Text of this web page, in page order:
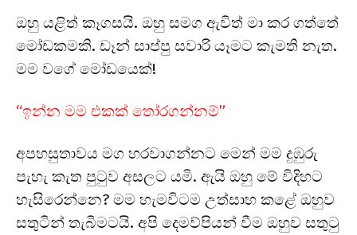
ඔහු යළිත් කෑගසයි. ඔහු සමග ඇවිත් මා කර ගත්තේ
මෝඩකමකි. ඩෑන් සාප්පු සවාරි යෑමට කැමති නැත.
මම වගේ මෝඩයෙක්!
“ඉන්න මම එකක් තෝරගන්නම්”
අපහසුතාවය මග හරවාගන්නට මෙන් මම දුඹුරු
පැහැ කැත පුටුව අසලට යමි. ඇයි ඔහු මේ විදිහට
හැසිරෙන්නෙ? මම හැමවිටම උත්සාහ කළේ ඔහුව
සතුටින් තැබීමටයි. අපි දෙමව්පියන් වීම ඔහුව සතුටු